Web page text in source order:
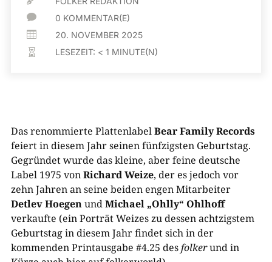
 0 KOMMENTAR(E)
 20. NOVEMBER 2025
 LESEZEIT: < 1 MINUTE(N)
Das renommierte PlattenlabelBear Family Records
feiert in diesem Jahr seinen fünfzigsten Geburtstag.
Gegründet wurde das kleine, aber feine deutsche
Label 1975 vonRichard Weize, der es jedoch vor
zehn Jahren an seine beiden engen Mitarbeiter
Detlev HoegenundMichael „Ohlly“ Ohlhoff
verkaufte (ein Porträt Weizes zu dessen achtzigstem
Geburtstag in diesem Jahr findet sich in der
kommenden Printausgabe #4.25 desfolkerund in